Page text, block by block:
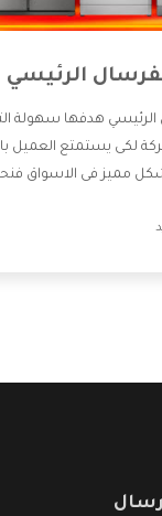
الرئيسي
الرئيسي هدفها سهولة
لكى يستمتع العميل
مميز فى الاسواق
تكون منها خدمة الصيانة